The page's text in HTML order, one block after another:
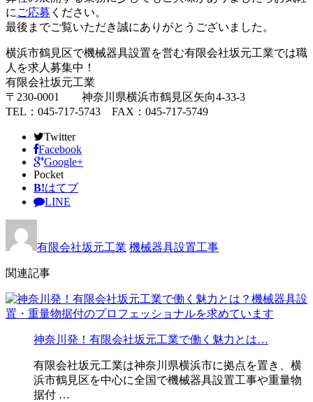
に ご応募 ください。
最後までご覧いただき誠にありがとうございました。
横浜市鶴見区で機械器具設置を営む有限会社坂元工業では職
人を求人募集中！
有限会社坂元工業
〒230-0001 神奈川県横浜市鶴見区矢向4-33-3
TEL：045-717-5743 FAX：045-717-5749
Twitter
Facebook
Google+
Pocket
B!はてブ
LINE
有限会社坂元工業 機械器具設置工事
関連記事
神奈川発！有限会社坂元工業で働く魅力とは…
有限会社坂元工業は神奈川県横浜市に拠点を置き、横
浜市鶴見区を中心に全国で機械器具設置工事や重量物
据付 …